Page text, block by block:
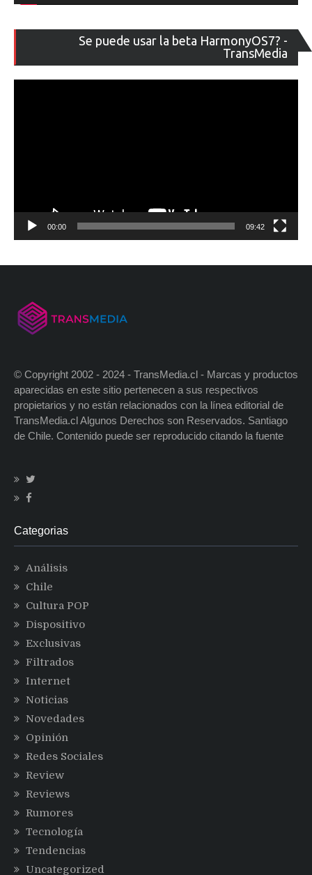
Se puede usar la beta HarmonyOS7? -
TransMedia
de
00:00 09:42
© Copyright 2002 - 2024 - TransMedia.cl - Marcas y productos
aparecidas en este sitio pertenecen a sus respectivos
propietarios y no están relacionados con la línea editorial de
TransMedia.cl Algunos Derechos son Reservados. Santiago
de Chile. Contenido puede ser reproducido citando la fuente
Categorias
Análisis
Chile
Cultura POP
Dispositivo
Exclusivas
Filtrados
Internet
Noticias
Novedades
Opinión
Redes Sociales
Review
Reviews
Rumores
Tecnología
Tendencias
Uncategorized